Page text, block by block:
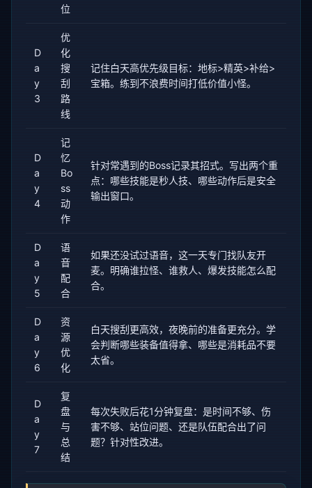
位
D
a
y
3
优
化
搜
刮
路
线
记住白天高优先级目标：地标>精英>补给>
宝箱。练到不浪费时间打低价值小怪。
D
a
y
4
记
忆
Bo
ss
动
作
针对常遇到的Boss记录其招式。写出两个重
点：哪些技能是秒人技、哪些动作后是安全
输出窗口。
D
a
y
5
语
音
配
合
如果还没试过语音，这一天专门找队友开
麦。明确谁拉怪、谁救人、爆发技能怎么配
合。
D
a
y
6
资
源
优
化
白天搜刮更高效，夜晚前的准备更充分。学
会判断哪些装备值得拿、哪些是消耗品不要
太省。
D
a
y
7
复
盘
与
总
结
每次失败后花1分钟复盘：是时间不够、伤
害不够、站位问题、还是队伍配合出了问
题？针对性改进。